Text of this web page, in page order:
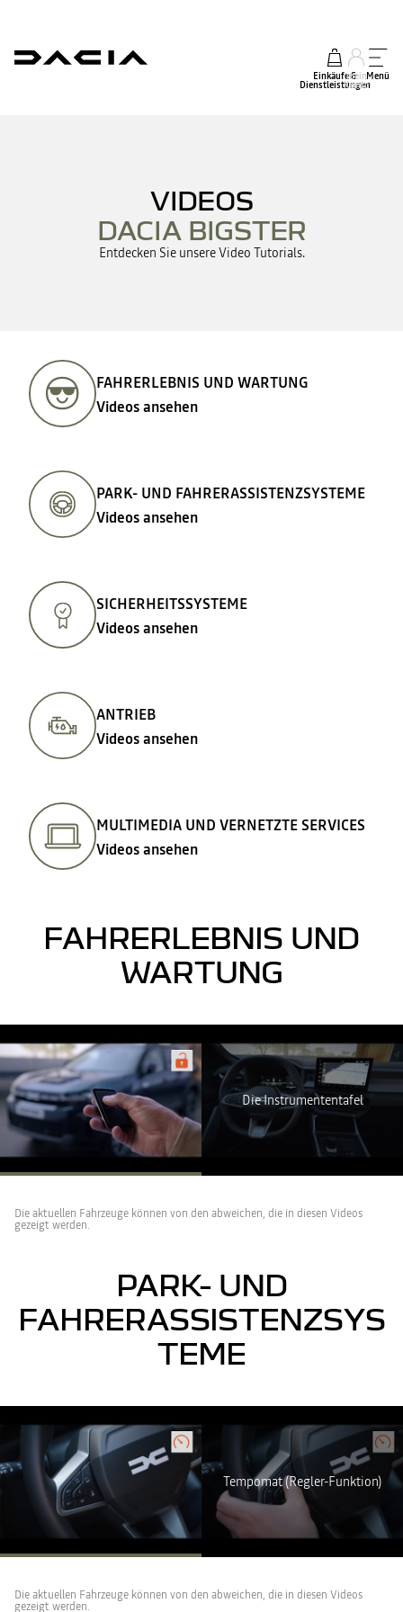
Einkäufe &
Dienstleistungen
mein
Konto
Menü
VIDEOS
DACIA BIGSTER
Entdecken Sie unsere Video Tutorials.
FAHRERLEBNIS UND WARTUNG
Videos ansehen
PARK- UND FAHRERASSISTENZSYSTEME
Videos ansehen
SICHERHEITSSYSTEME
Videos ansehen
ANTRIEB
Videos ansehen
MULTIMEDIA UND VERNETZTE SERVICES
Videos ansehen
FAHRERLEBNIS UND
WARTUNG
Youtube ist deaktiviert. Erlauben Sie die Verwendung von Social
Cookies, um auf den Videoinhalt zuzugreifen.
ICH LEHNE AB
ICH STIMME ZU
Die Instrumententafel
Die aktuellen Fahrzeuge können von den abweichen, die in diesen Videos
gezeigt werden.
PARK- UND
FAHRERASSISTENZSYS
TEME
Youtube ist deaktiviert. Erlauben Sie die Verwendung von Social
Cookies, um auf den Videoinhalt zuzugreifen.
ICH LEHNE AB
ICH STIMME ZU
Tempomat (Regler-Funktion)
Die aktuellen Fahrzeuge können von den abweichen, die in diesen Videos
gezeigt werden.